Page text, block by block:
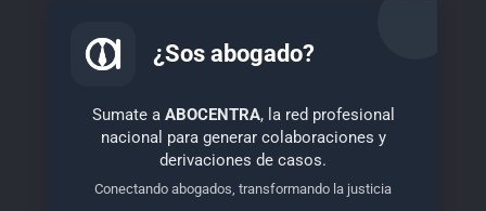
¿Sos abogado?
Sumate a ABOCENTRA, la red profesional
nacional para generar colaboraciones y
derivaciones de casos.
Conectando abogados, transformando la justicia